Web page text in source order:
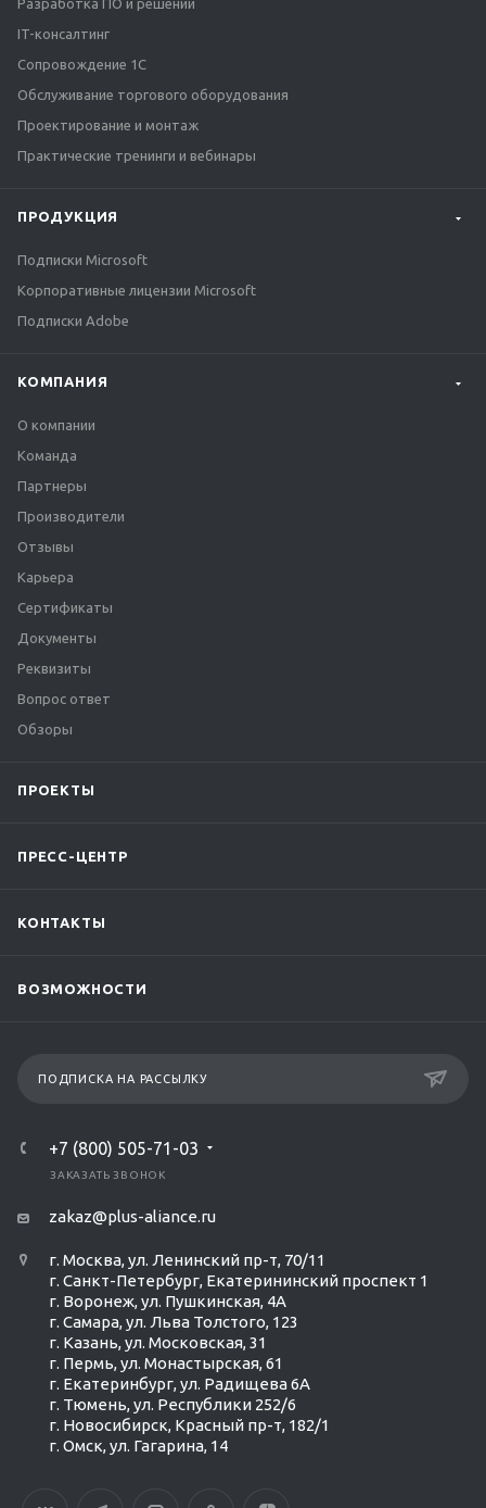
Ольга Кравченко
Разработка ПО и решений
IT-консалтинг
Сопровождение 1С
Обслуживание торгового оборудования
Проектирование и монтаж
Практические тренинги и вебинары
ПРОДУКЦИЯ
Подписки Microsoft
Корпоративные лицензии Microsoft
Подписки Adobe
КОМПАНИЯ
О компании
Команда
Партнеры
Производители
Отзывы
Карьера
Сертификаты
Документы
Реквизиты
Вопрос ответ
Обзоры
ПРОЕКТЫ
ПРЕСС-ЦЕНТР
КОНТАКТЫ
ВОЗМОЖНОСТИ
ПОДПИСКА НА РАССЫЛКУ
+7 (800) 505-71-03
ЗАКАЗАТЬ ЗВОНОК
zakaz@plus-aliance.ru
г. Москва, ул. Ленинский пр-т, 70/11
г. Санкт-Петербург, Екатерининский проспект 1
г. Воронеж, ул. Пушкинская, 4А
г. Самара, ул. Льва Толстого, 123
г. Казань, ул. Московская, 31
г. Пермь, ул. Монастырская, 61
г. Екатеринбург, ул. Радищева 6А
г. Тюмень, ул. Республики 252/6
г. Новосибирск, Красный пр-т, 182/1
г. Омск, ул. ​Гагарина, 14